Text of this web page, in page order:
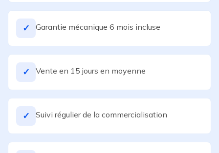
✓ Garantie mécanique 6 mois incluse
✓ Vente en 15 jours en moyenne
✓ Suivi régulier de la commercialisation